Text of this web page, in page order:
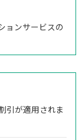
ョンサービスの
引が適用されま